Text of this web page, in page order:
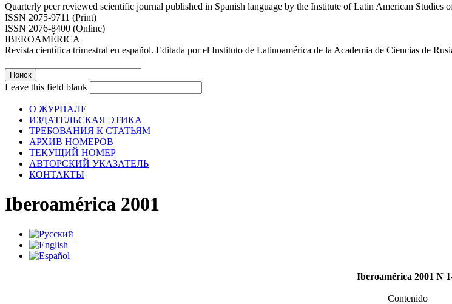
Quarterly peer reviewed scientific journal published in Spanish language by the Institute of Latin American Studies
ISSN 2075-9711 (Print)
ISSN 2076-8400 (Online)
IBEROAMÉRICA
Revista científica trimestral en español. Editada por el Instituto de Latinoamérica de la Academia de Ciencias de
Leave this field blank
О ЖУРНАЛЕ
ИЗДАТЕЛЬСКАЯ ЭТИКА
ТРЕБОВАНИЯ К СТАТЬЯМ
АРХИВ НОМЕРОВ
ТЕКУЩИЙ НОМЕР
АВТОРСКИЙ УКАЗАТЕЛЬ
КОНТАКТЫ
Iberoamérica 2001
Iberoamérica 2001 N
Contenido